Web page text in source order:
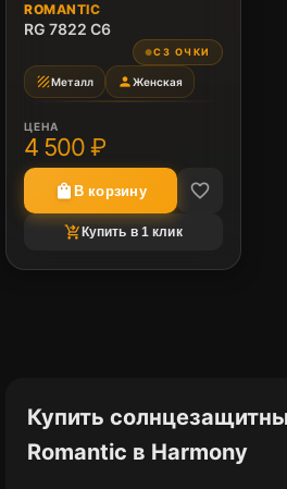
ROMANTIC
RG 7822 C6
●СЗ ОЧКИ
textureМеталл personЖенская
ЦЕНА
4 500 ₽
shopping_bag В корзину favorite_border
shopping_cart_checkout Купить в 1 клик
Купить
Romantic в Harmony